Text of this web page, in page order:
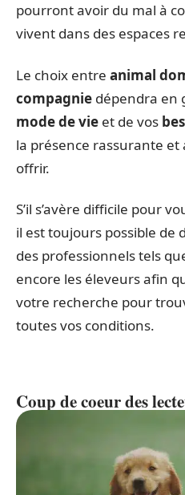
pourront avoir du mal à
vivent dans des espaces
Le choix entre animal
compagnie dépendra en
mode de vie et de vos
la présence rassurante et
offrir.
S’il s’avère difficile pour
il est toujours possible de
des professionnels tels
encore les éleveurs afin
votre recherche pour
toutes vos conditions.
Coup de coeur des